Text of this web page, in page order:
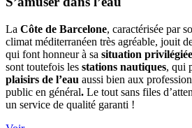
La Côte de Barcelone, caractérisée par
climat méditerranéen très agréable, jouit
qui font honneur à sa situation privilégiée
sont toutefois les stations nautiques, qui
plaisirs de l’eau aussi bien aux
public en général. Le tout sans files
un service de qualité garanti !